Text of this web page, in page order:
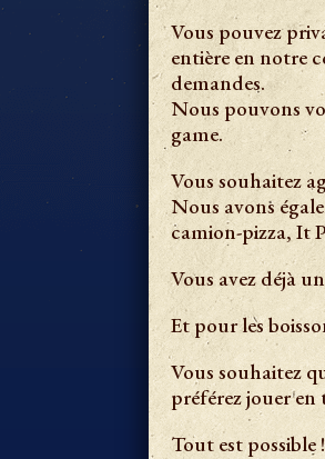
Vous pouvez
entière en notre
demandes.
Nous pouvons
game.
Vous souhaitez
Nous avons
camion-pizza, It
Vous avez déjà
Et pour les
Vous souhaitez
préférez jouer
Tout est possible